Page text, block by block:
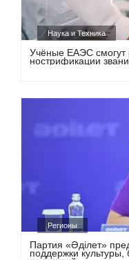
Наука и Техника
Учёные ЕАЭС смогут
нострификации
Регионы
Партия «Әділет»
поддержки культуры,